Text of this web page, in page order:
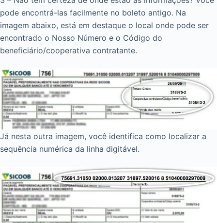
pode encontrá-las facilmente no boleto antigo. Na
imagem abaixo, está em destaque o local onde pode ser
encontrado o Nosso Número e o Código do
beneficiário/cooperativa contratante.
Já nesta outra imagem, você identifica como localizar a
sequência numérica da linha digitável.